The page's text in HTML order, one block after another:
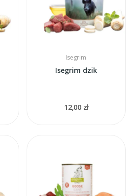
Isegrim
Isegrim dzik
12,00 zł